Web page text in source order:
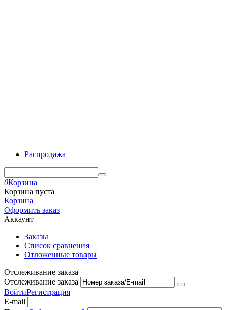
Распродажа
0Корзина
Корзина пуста
Корзина
Оформить заказ
Аккаунт
Заказы
Список сравнения
Отложенные товары
Отслеживание заказа
Отслеживание заказа
ВойтиРегистрация
E-mail